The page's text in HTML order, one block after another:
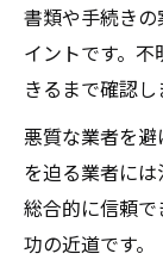
書類や手続き
イントです。
きるまで確認し
悪質な業者を
を迫る業者には
総合的に信頼
功の近道です。